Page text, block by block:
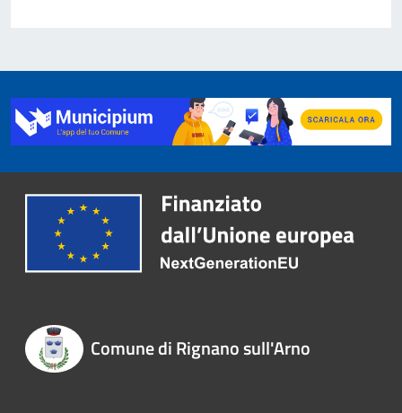
Comune di Rignano sull'Arno